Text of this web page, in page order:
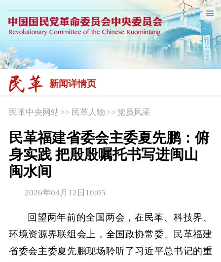
新闻详情页
民革中央网站>> 民革人物 >> 党员风采
民革福建省委会主委夏先鹏：俯
身实践 把殷殷嘱托书写进闽山
闽水间
2026年04月12日10:05
回望两年前的全国两会，在民革、科技界、
环境资源界联组会上，全国政协常委、民革福建
省委会主委夏先鹏现场聆听了习近平总书记的重